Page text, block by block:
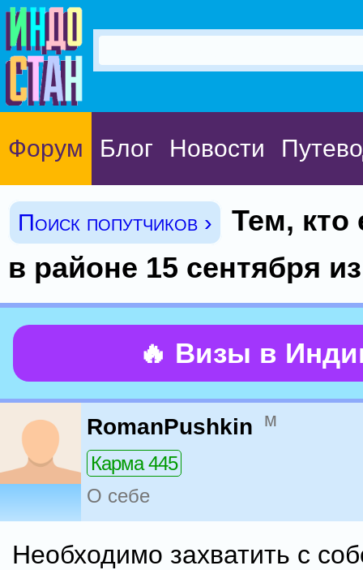
Форум Блог Новости
Поиск попутчиков ›
Тем, кто
в районе 15 сентября
🔥 Визы в
RomanPushkin м
Карма 445
О себе
Необходимо захватить с